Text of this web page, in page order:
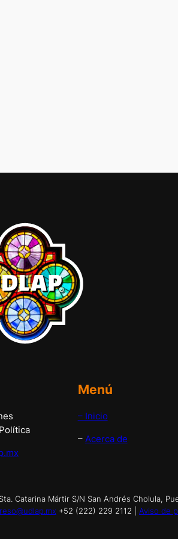
Menú
– Inicio
– Acerca de
Catarina Mártir S/N San Andrés Cholula,
+52 (222) 229 2112 | Aviso de